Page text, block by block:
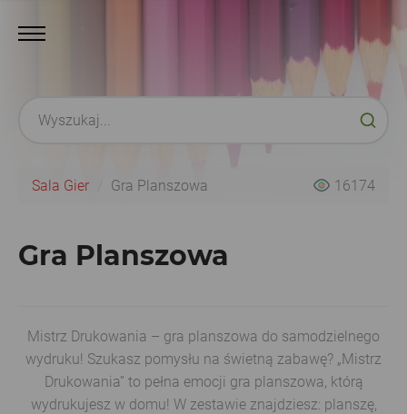
Sala Gier Gra Planszowa 16174
Gra Planszowa
Mistrz Drukowania – gra planszowa do samodzielnego
wydruku! Szukasz pomysłu na świetną zabawę? „Mistrz
Drukowania” to pełna emocji gra planszowa, którą
wydrukujesz w domu! W zestawie znajdziesz: planszę,